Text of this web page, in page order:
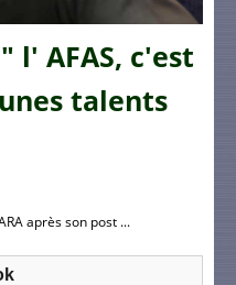
l' AFAS, c'est
talents
après son post ...